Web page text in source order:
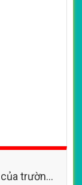
trường